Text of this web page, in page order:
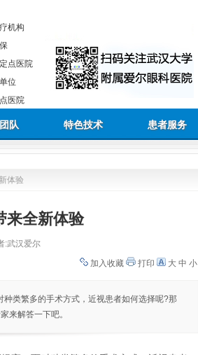
机构
点医院
位
医院
队 特色技术 患者服务
体验
来全新体验
武汉爱尔
加入收藏
打印 大 中 小
类繁多的手术方式，近视患者如何选择呢?那
来解答一下吧。